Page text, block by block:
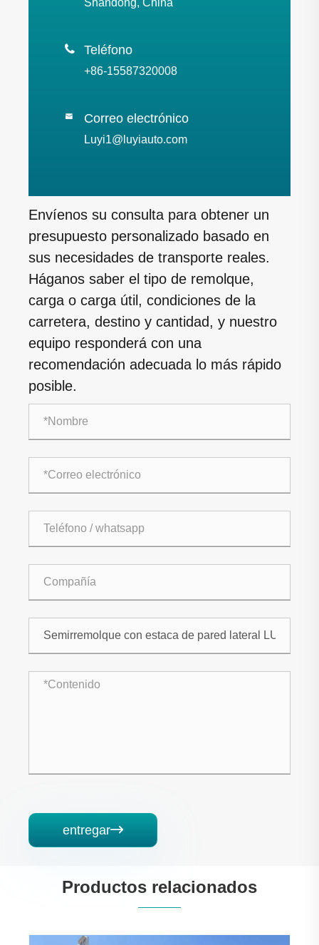
 Teléfono
+86-15587320008
 Correo electrónico
Luyi1@luyiauto.com
Envíenos su consulta para obtener un
presupuesto personalizado basado en
sus necesidades de transporte reales.
Háganos saber el tipo de remolque,
carga o carga útil, condiciones de la
carretera, destino y cantidad, y nuestro
equipo responderá con una
recomendación adecuada lo más rápido
posible.
entregar
Productos relacionados